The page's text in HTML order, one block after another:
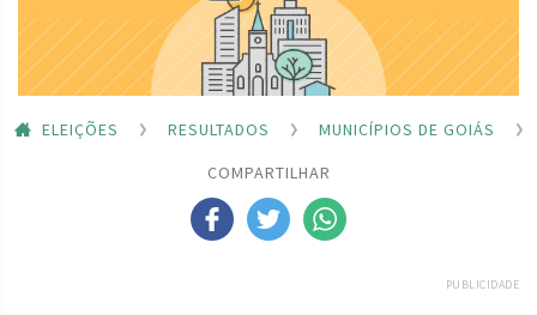
ELEIÇÕES RESULTADOS
MUNICÍPIOS DE GOIÁS
COMPARTILHAR
PUBLICIDADE